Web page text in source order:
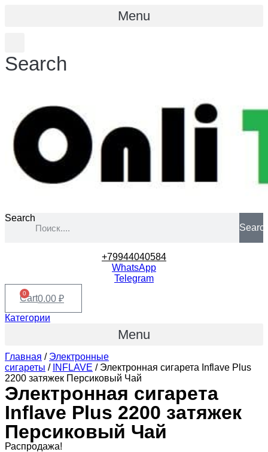
Menu
Search
Search
+79944040584
WhatsApp
Telegram
0.00 ₽
0
Cart
Категории
Menu
Главная / Электронные
сигареты / INFLAVE / Электронная сигарета Inflave Plus
2200 затяжек Персиковый Чай
Электронная сигарета
Inflave Plus 2200 затяжек
Персиковый Чай
Распродажа!